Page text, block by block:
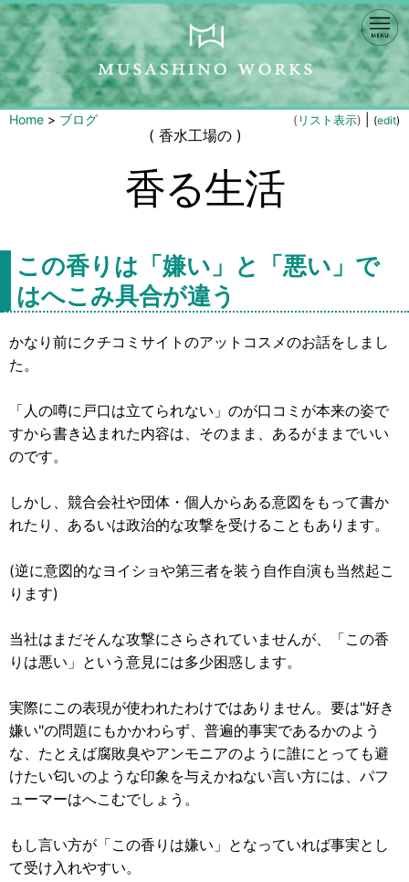
Home > ブログ ( リスト表示) (edit)
( 香水工場の )
香る生活
この香りは「嫌い」と「悪い」で
はへこみ具合が違う
かなり前にクチコミサイトのアットコスメのお話をしまし
た。
「人の噂に戸口は立てられない」のが口コミが本来の姿で
すから書き込まれた内容は、そのまま、あるがままでいい
のです。
しかし、競合会社や団体・個人からある意図をもって書か
れたり、あるいは政治的な攻撃を受けることもあります。
(逆に意図的なヨイショや第三者を装う自作自演も当然起こ
ります)
当社はまだそんな攻撃にさらされていませんが、「この香
りは悪い」という意見には多少困惑します。
実際にこの表現が使われたわけではありません。要は"好き
嫌い"の問題にもかかわらず、普遍的事実であるかのよう
な、たとえば腐敗臭やアンモニアのように誰にとっても避
けたい匂いのような印象を与えかねない言い方には、パフ
ューマーはへこむでしょう。
もし言い方が「この香りは嫌い」となっていれば事実とし
て受け入れやすい。